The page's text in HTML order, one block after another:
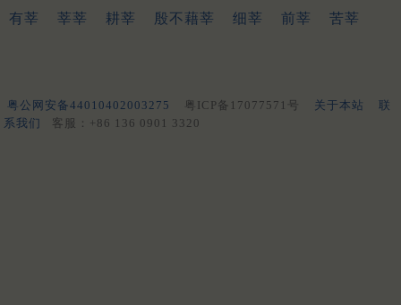
有莘 莘莘 耕莘 殷不藉莘 细莘 前莘 苦莘
粤公网安备44010402003275 粤ICP备17077571号 关于本站
联
系我们
客服：+86 136 0901 3320